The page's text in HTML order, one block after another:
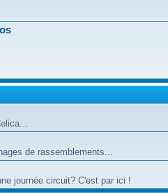
de rassemblements...
journée circuit? C'est par ici !